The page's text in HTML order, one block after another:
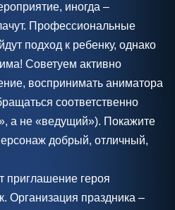
иногда –
Профессиональные
подход к ребенку, однако
Советуем активно
воспринимать аниматора
соответственно
а не «ведущий»). Покажите
добрый, отличный,
приглашение героя
Организация праздника –